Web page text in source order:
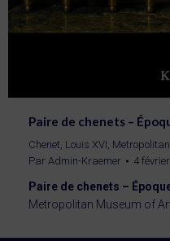
Paire de chenets –
Chenet, Louis XVI,
Par Admin-Kraemer 4
Paire de chenets –
Metropolitan Museum of